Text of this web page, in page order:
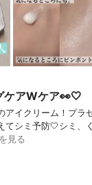
ケアWケア👀🤍
アイクリーム！プラ
てシミ予防🤍シミ、
見る